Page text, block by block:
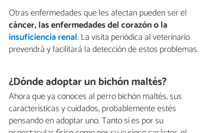
Otras enfermedades que les afectan pueden ser el
cáncer, las enfermedades del corazón o la
insuficiencia renal. La visita periódica al veterinario
prevendrá y facilitará la detección de estos problemas.
¿Dónde adoptar un bichón maltés?
Ahora que ya conoces al perro bichón maltés, sus
características y cuidados, probablemente estés
pensando en adoptar uno. Tanto si es por su